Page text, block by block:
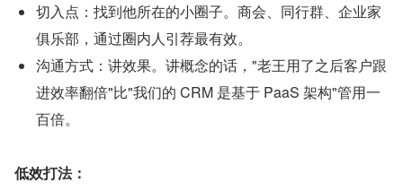
切入点：找到他所在的小圈子。商会、同行群、企业家
俱乐部，通过圈内人引荐最有效。
沟通方式：讲效果。讲概念的话，"老王用了之后客户跟
进效率翻倍"比"我们的 CRM 是基于 PaaS 架构"管用一
百倍。
低效打法：